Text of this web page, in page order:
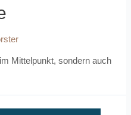
Mittelpunkt, sondern auch